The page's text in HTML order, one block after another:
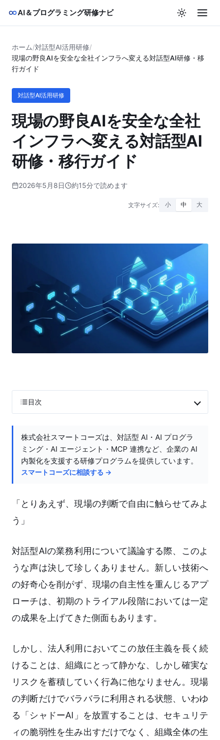
AI＆プログラミング研修ナビ
ホーム/対話型AI活用研修/
現場の野良AIを安全な全社インフラへ変える対話型AI研修・移
行ガイド
対話型AI活用研修
現場の野良AIを安全な全社
インフラへ変える対話型AI
研修・移行ガイド
2026年5月8日 約15分で読めます
文字サイズ: 小 中 大
目次
株式会社スマートコーズは、対話型 AI・AI プログラ
ミング・AI エージェント・MCP 連携など、企業の AI
内製化を支援する研修プログラムを提供しています。
スマートコーズに相談する →
「とりあえず、現場の判断で自由に触らせてみよ
う」
対話型AIの業務利用について議論する際、このよ
うな声は決して珍しくありません。新しい技術へ
の好奇心を削がず、現場の自主性を重んじるアプ
ローチは、初期のトライアル段階においては一定
の成果を上げてきた側面もあります。
しかし、法人利用においてこの放任主義を長く続
けることは、組織にとって静かな、しかし確実な
リスクを蓄積していく行為に他なりません。現場
の判断だけでバラバラに利用される状態、いわゆ
る「シャドーAI」を放置することは、セキュリテ
ィの脆弱性を生み出すだけでなく、組織全体の生